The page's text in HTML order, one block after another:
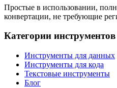
Простые в использовании,
конвертации, не требующие
Категории инструментов
Инструменты для данных
Инструменты для кода
Текстовые инструменты
Блог